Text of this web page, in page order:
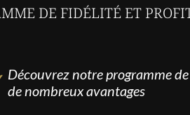
DE FIDÉLITÉ ET
Découvrez notre programme
de nombreux avantages